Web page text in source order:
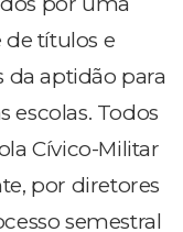
de títulos e
aptidão para
escolas. Todos
Cívico-Militar
por diretores
semestral